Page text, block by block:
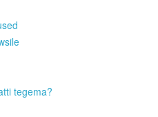
tegema?